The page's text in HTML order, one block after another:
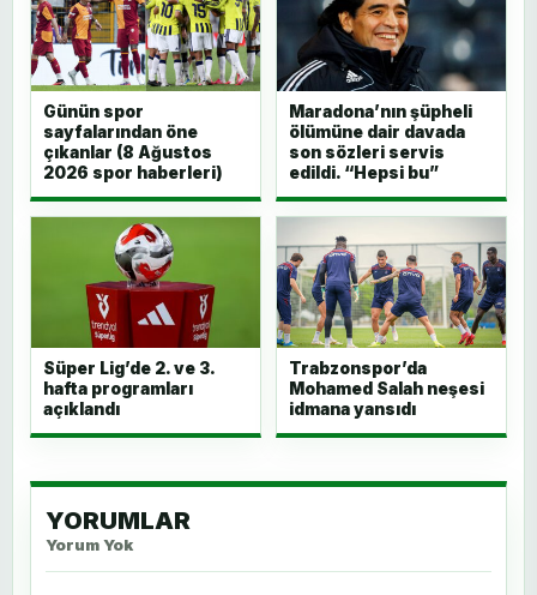
Günün spor
sayfalarından öne
çıkanlar (8 Ağustos
2026 spor haberleri)
Maradona’nın şüpheli
ölümüne dair davada
son sözleri servis
edildi. “Hepsi bu”
Süper Lig’de 2. ve 3.
hafta programları
açıklandı
Trabzonspor’da
Mohamed Salah neşesi
idmana yansıdı
YORUMLAR
Yorum Yok